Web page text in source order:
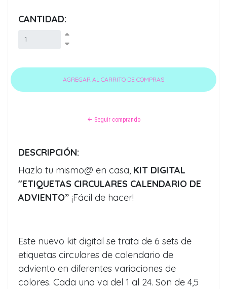
CANTIDAD:
Seguir comprando
DESCRIPCIÓN:
Hazlo tu mismo@ en casa, KIT DIGITAL
"ETIQUETAS CIRCULARES CALENDARIO DE
ADVIENTO” ¡Fácil de hacer!
Este nuevo kit digital se trata de 6 sets de
etiquetas circulares de calendario de
adviento en diferentes variaciones de
colores. Cada una va del 1 al 24. Son de 4,5